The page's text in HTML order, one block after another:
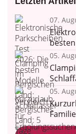
07.
05.
05.